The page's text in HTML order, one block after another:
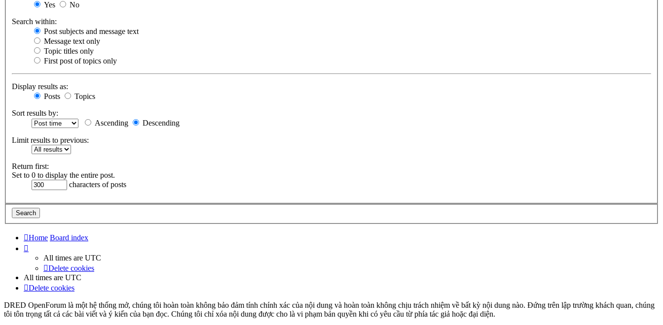
Yes
No
Search within:
Post subjects and message text
Message text only
Topic titles only
First post of topics only
Display results as:
Posts
Topics
Sort results by:
Ascending
Descending
Limit results to previous:
Return first:
Set to 0 to display the entire post.
characters of posts
Home Board index
All times are UTC
Delete cookies
All times are UTC
Delete cookies
DRED OpenForum là một hệ thống mở, chúng tôi hoàn toàn không bảo đảm tính chính xác của nội dung và hoàn toàn không chịu trách nhiệm về bất kỳ nội dung nào. Đứng trên lập trường khách quan, chúng
tôi tôn trọng tất cả các bài viết và ý kiến của bạn đọc. Chúng tôi chỉ xóa nội dung được cho là vi phạm bản quyền khi có yêu cầu từ phía tác giả hoặc đại diện.